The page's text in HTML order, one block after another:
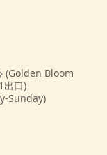
(Golden Bloom
出口)
Sunday)